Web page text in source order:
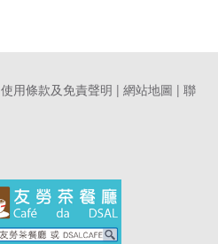
使用條款及免責聲明 | 網站地圖 | 聯